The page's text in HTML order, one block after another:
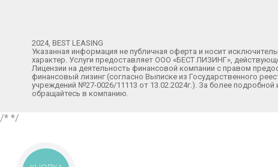
2024, BEST LEASING
Указанная информация не публичная оферта и носит
характер. Услуги предоставляет ООО «БЕСТ ЛИЗИНГ»,
Лицензии на деятельность финансовой компании с правом
финансовый лизинг (согласно Выписке из Государственного
учреждений №27-0026/11113 от 13.02.2024г.). За более
обращайтесь в компанию.
/* */